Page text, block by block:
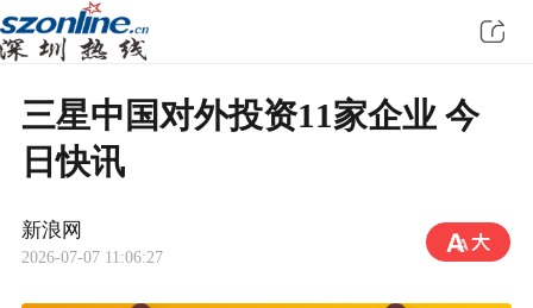
三星中国对外投资11家企业 今
日快讯
新浪网
2026-07-07 11:06:27